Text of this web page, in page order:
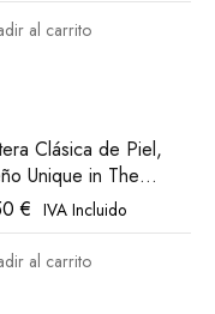
al carrito
Clásica de Piel,
Unique in The
Athletic Club Bilbao
€ IVA Incluido
al carrito